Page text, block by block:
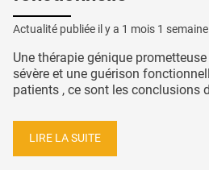
Actualité publiée il y a 1 mois 1 semaine
Une thérapie génique
sévère et une guérison
patients , ce sont les conclusions
LIRE LA SUITE